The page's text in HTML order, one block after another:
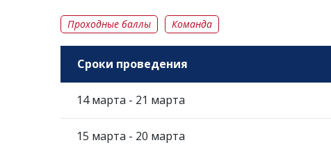
Проходные баллы Команда
Сроки проведения
14 марта - 21 марта
15 марта - 20 марта